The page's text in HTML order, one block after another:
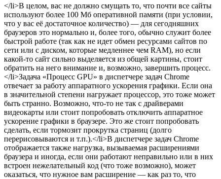
</li>В целом, вас не должно смущать то, что почти все сайты
используют более 100 Мб оперативной памяти (при условии,
что у вас её достаточное количество) — для сегодняшних
браузеров это нормально и, более того, обычно служит более
быстрой работе (так как не идет обмен ресурсами сайтов по
сети или с диском, которые медленнее чем RAM), но если
какой-то сайт сильно выделяется из общей картины, стоит
обратить на него внимание и, возможно, завершить процесс.
</li>Задача «Процесс GPU» в диспетчере задач Chrome
отвечает за работу аппаратного ускорения графики. Если она
в значительной степени нагружает процессор, это тоже может
быть странно. Возможно, что-то не так с драйверами
видеокарты или стоит попробовать отключить аппаратное
ускорение графики в браузере. Это же стоит попробовать
сделать, если тормозит прокрутка страниц (долго
перерисовываются и т.п.).</li>В диспетчере задач Chrome
отображается также нагрузка, вызываемая расширениями
браузера и иногда, если они работают неправильно или в них
встроен нежелательный код (что тоже возможно), может
оказаться, что нужное вам расширение — как раз то, что